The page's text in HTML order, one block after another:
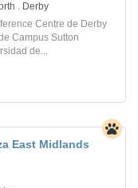
. Derby
Centre de Derby
Campus Sutton
de...
East Midlands